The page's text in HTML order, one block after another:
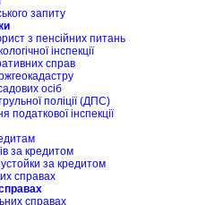
запиту
з пенсійних питань
інспекції
справ
осіб
поліції (ДПС)
інспекції
за кредитом
за кредитом
справах
справах